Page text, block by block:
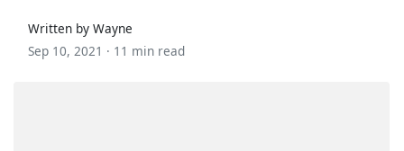
Written by Wayne
Sep 10, 2021 · 11 min read